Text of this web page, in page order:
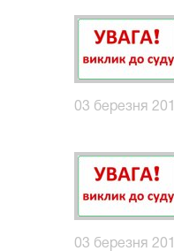
03 березня
03 березня